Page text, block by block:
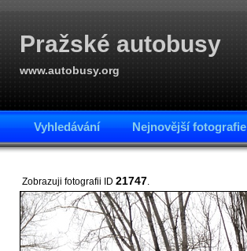
Pražské autobusy
www.autobusy.org
Vyhledávání Nejnovější fotografie
Zobrazuji fotografii ID 21747.